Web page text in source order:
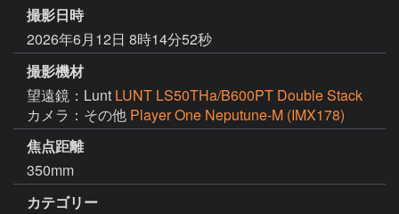
撮影日時
2026年6月12日 8時14分52秒
撮影機材
望遠鏡：Lunt LUNT LS50THa/B600PT Double Stack
カメラ：その他 Player One Neputune-M (IMX178)
焦点距離
350mm
カテゴリー